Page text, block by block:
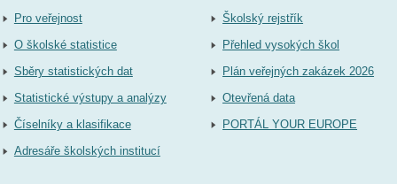
Pro veřejnost
O školské statistice
Sběry statistických dat
Statistické výstupy a analýzy
Číselníky a klasifikace
Adresáře školských institucí
Školský rejstřík
Přehled vysokých škol
Plán veřejných zakázek 2026
Otevřená data
PORTÁL YOUR EUROPE